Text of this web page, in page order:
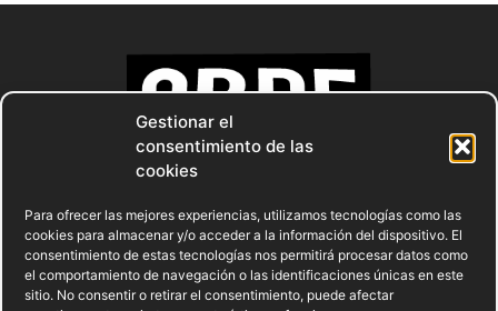
Gestionar el
consentimiento de las
cookies
Para ofrecer las mejores experiencias, utilizamos tecnologías como las
cookies para almacenar y/o acceder a la información del dispositivo. El
consentimiento de estas tecnologías nos permitirá procesar datos como
el comportamiento de navegación o las identificaciones únicas en este
sitio. No consentir o retirar el consentimiento, puede afectar